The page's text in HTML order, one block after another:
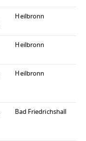
Heilbronn
Heilbronn
Heilbronn
Bad Friedrichshall